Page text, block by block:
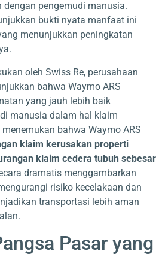
pengemudi manusia.
bukti nyata manfaat ini
menunjukkan peningkatan
oleh Swiss Re, perusahaan
bahwa Waymo ARS
yang jauh lebih baik
manusia dalam hal klaim
bahwa Waymo ARS
klaim kerusakan properti
klaim cedera tubuh sebesar
dramatis menggambarkan
risiko kecelakaan dan
transportasi lebih aman
Pasar yang